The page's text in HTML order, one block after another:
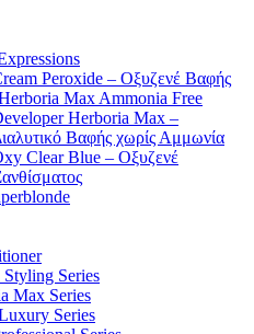
Peroxide – Οξυζενέ Βαφής
Max Ammonia Free
Herboria Max –
Βαφής χωρίς Αμμωνία
Clear Blue – Οξυζενέ
Series
Max Series
Series